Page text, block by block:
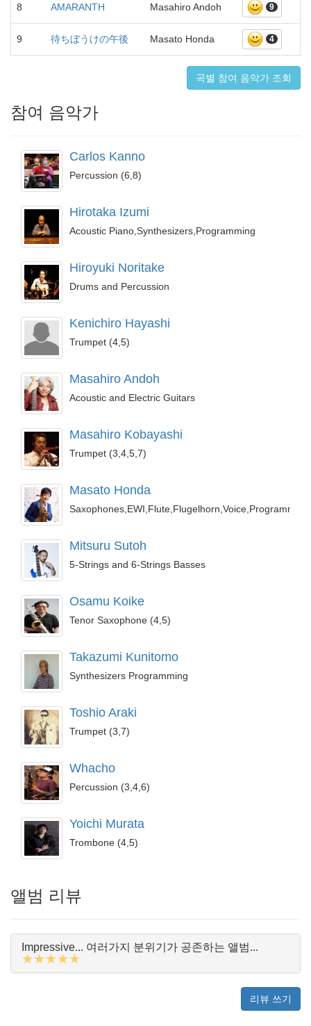
8 AMARANTH Masahiro Andoh 9
9 待ちぼうけの午後 Masato Honda 4
곡별 참여 음악가 조회
참여 음악가
Carlos Kanno
Percussion (6,8)
Hirotaka Izumi
Acoustic Piano,Synthesizers,Programming
Hiroyuki Noritake
Drums and Percussion
Kenichiro Hayashi
Trumpet (4,5)
Masahiro Andoh
Acoustic and Electric Guitars
Masahiro Kobayashi
Trumpet (3,4,5,7)
Masato Honda
Saxophones,EWI,Flute,Flugelhorn,Voice,Programming
Mitsuru Sutoh
5-Strings and 6-Strings Basses
Osamu Koike
Tenor Saxophone (4,5)
Takazumi Kunitomo
Synthesizers Programming
Toshio Araki
Trumpet (3,7)
Whacho
Percussion (3,4,6)
Yoichi Murata
Trombone (4,5)
앨범 리뷰
Impressive... 여러가지 분위기가 공존하는 앨범...
★★★★★
리뷰 쓰기